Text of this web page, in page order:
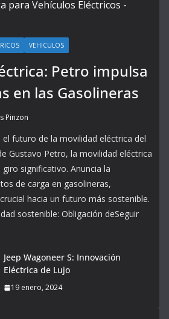
VEHICULOS
Petro impulsa
en las Gasolineras
Pinzon
futuro de la movilidad eléctrica del
Gustavo Petro, la movilidad eléctrica
significativo. Anuncia la
de carga en gasolineras,
hacia un futuro más sostenible.
sostenible: Obligación deSeguir
Jeep Wagoneer S: Innovación
Eléctrica de Lujo
19 enero, 2024